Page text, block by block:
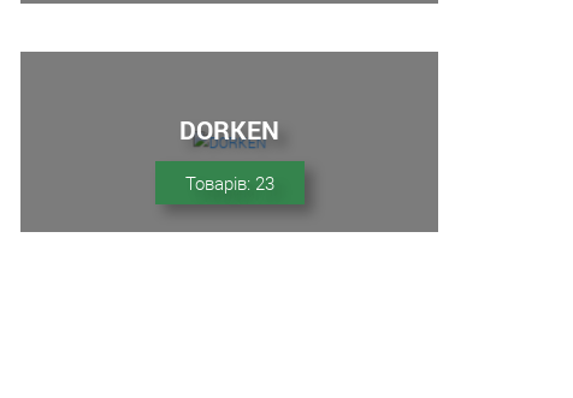
DORKEN
Товарів: 23